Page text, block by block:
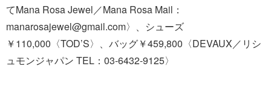
てMana Rosa Jewel／Mana Rosa Mail：
manarosajewel@gmail.com〉、シューズ
￥110,000〈TOD’S〉、バッグ￥459,800〈DEVAUX／リシ
ュモンジャパン TEL：03-6432-9125〉